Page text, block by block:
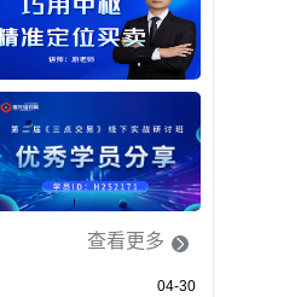
查看更多
04-30